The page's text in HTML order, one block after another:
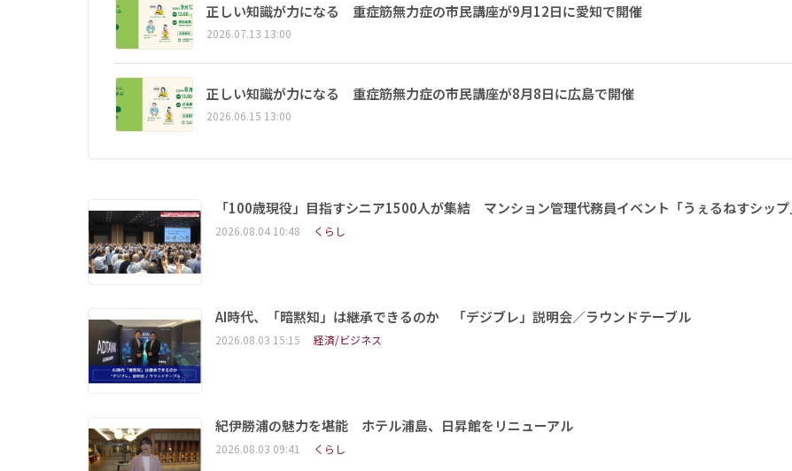
正しい知識が力になる 重症筋無力症の市民講座が9月12日に愛知で開催
2026.07.13 13:00
正しい知識が力になる 重症筋無力症の市民講座が8月8日に広島で開催
2026.06.15 13:00
「100歳現役」目指すシニア1500人が集結 マンション管理代務員イベント「うぇるねすシップ
2026.08.04 10:48 くらし
AI時代、「暗黙知」は継承できるのか 「デジブレ」説明会／ラウンドテーブル
2026.08.03 15:15 経済/ビジネス
紀伊勝浦の魅力を堪能 ホテル浦島、日昇館をリニューアル
2026.08.03 09:41 くらし